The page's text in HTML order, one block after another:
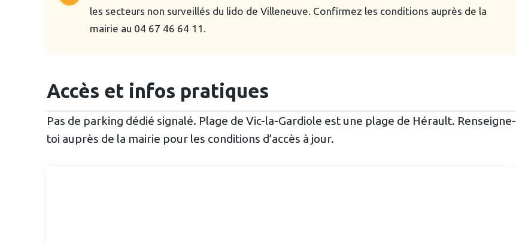
les secteurs non surveillés du lido de Villeneuve. Confirmez les conditions auprès de la
mairie au 04 67 46 64 11.
Accès et infos pratiques
Pas de parking dédié signalé. Plage de Vic-la-Gardiole est une plage de Hérault. Renseigne-
toi auprès de la mairie pour les conditions d’accès à jour.